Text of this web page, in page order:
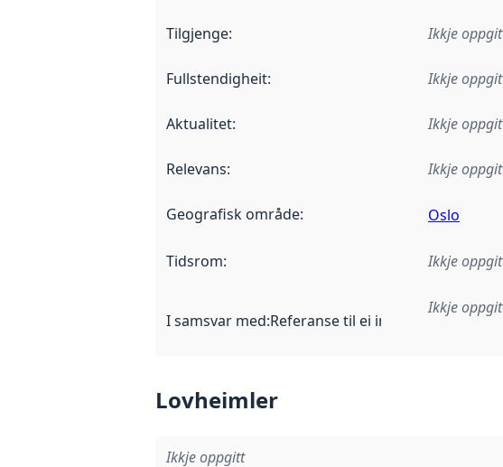
Tilgjenge: Ikkje
Fullstendigheit: Ikkje
Aktualitet: Ikkje
Relevans: Ikkje
Geografisk område: Oslo
Tidsrom: Ikkje
I samsvar med:Referanse til ei
Ikkje
Lovheimler
Ikkje oppgitt